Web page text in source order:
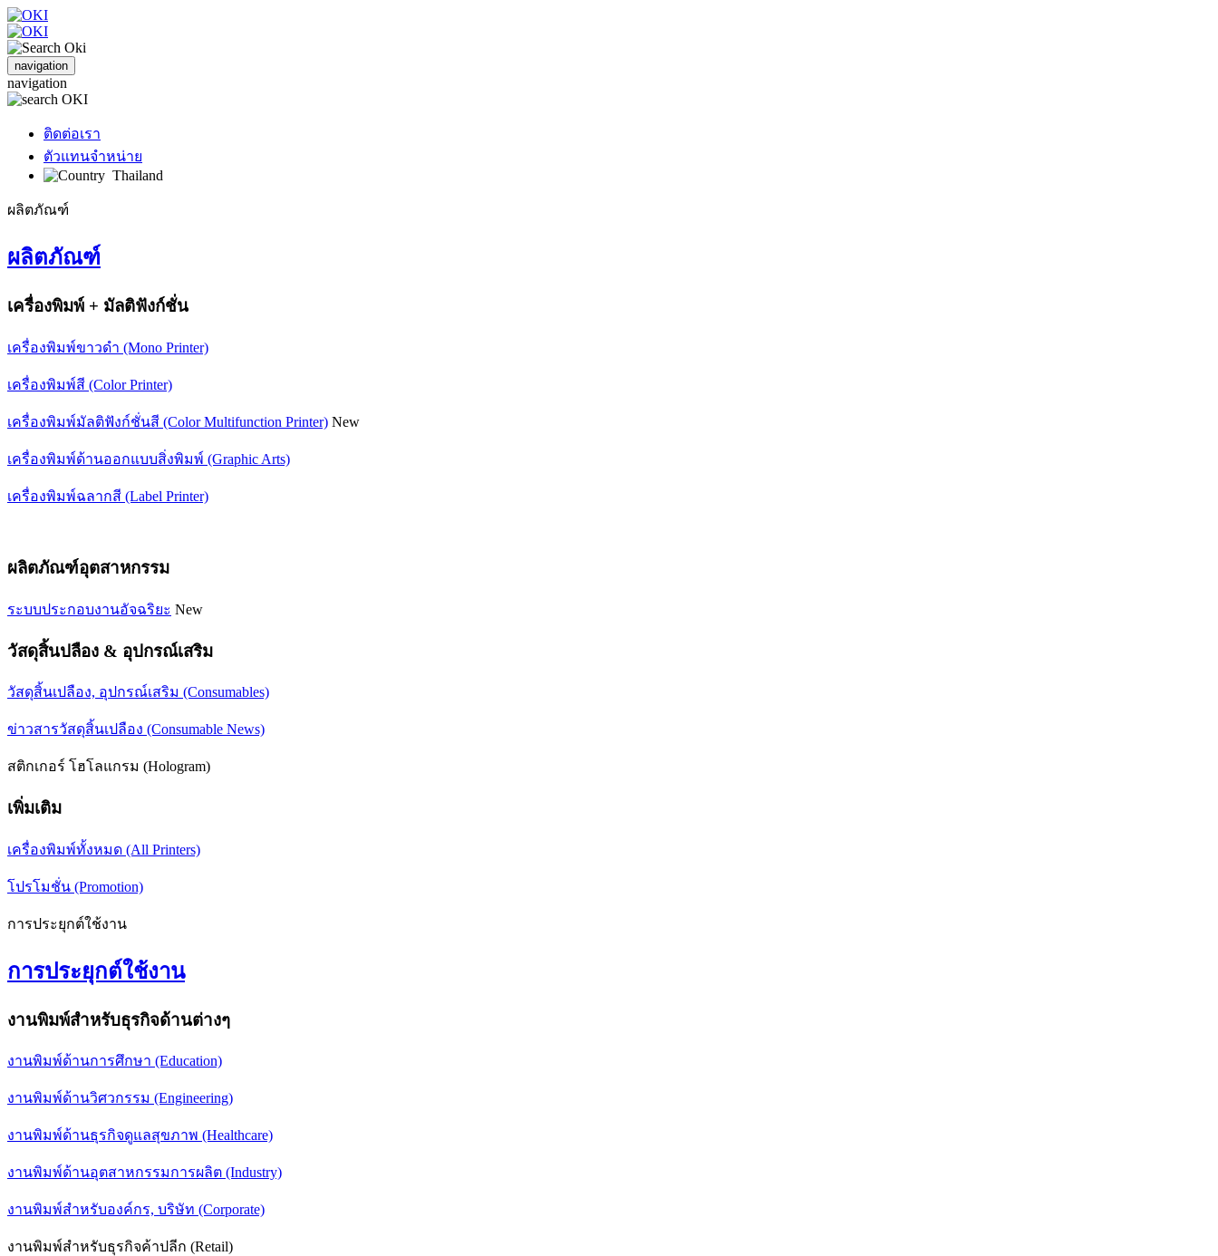
navigation
navigation
ติดต่อเรา
ตัวแทนจำหน่าย
Thailand
ผลิตภัณฑ์
ผลิตภัณฑ์
เครื่องพิมพ์ + มัลติฟังก์ชั่น
เครื่องพิมพ์ขาวดำ (Mono Printer)
เครื่องพิมพ์สี (Color Printer)
เครื่องพิมพ์มัลติฟังก์ชั่นสี (Color Multifunction Printer) New
เครื่องพิมพ์ด้านออกแบบสิ่งพิมพ์ (Graphic Arts)
เครื่องพิมพ์ฉลากสี (Label Printer)
ผลิตภัณฑ์อุตสาหกรรม
ระบบประกอบงานอัจฉริยะ New
วัสดุสิ้นปลือง & อุปกรณ์เสริม
วัสดุสิ้นเปลือง, อุปกรณ์เสริม (Consumables)
ข่าวสารวัสดุสิ้นเปลือง (Consumable News)
สติกเกอร์ โฮโลแกรม (Hologram)
เพิ่มเติม
เครื่องพิมพ์ทั้งหมด (All Printers)
โปรโมชั่น (Promotion)
การประยุกต์ใช้งาน
การประยุกต์ใช้งาน
งานพิมพ์สำหรับธุรกิจด้านต่างๆ
งานพิมพ์ด้านการศึกษา (Education)
งานพิมพ์ด้านวิศวกรรม (Engineering)
งานพิมพ์ด้านธุรกิจดูแลสุขภาพ (Healthcare)
งานพิมพ์ด้านอุตสาหกรรมการผลิต (Industry)
งานพิมพ์สำหรับองค์กร, บริษัท (Corporate)
งานพิมพ์สำหรับธุรกิจค้าปลีก (Retail)